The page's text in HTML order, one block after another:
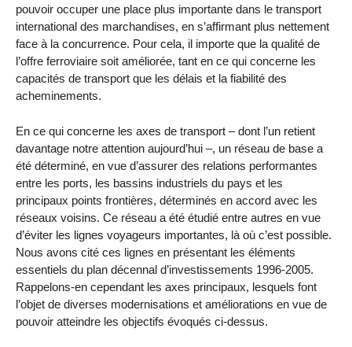
pouvoir occuper une place plus importante dans le transport
international des marchandises, en s’affirmant plus nettement
face à la concurrence. Pour cela, il importe que la qualité de
l’offre ferroviaire soit améliorée, tant en ce qui concerne les
capacités de transport que les délais et la fiabilité des
acheminements.
En ce qui concerne les axes de transport – dont l’un retient
davantage notre attention aujourd’hui –, un réseau de base a
été déterminé, en vue d’assurer des relations performantes
entre les ports, les bassins industriels du pays et les
principaux points frontières, déterminés en accord avec les
réseaux voisins. Ce réseau a été étudié entre autres en vue
d’éviter les lignes voyageurs importantes, là où c’est possible.
Nous avons cité ces lignes en présentant les éléments
essentiels du plan décennal d’investissements 1996-2005.
Rappelons-en cependant les axes principaux, lesquels font
l’objet de diverses modernisations et améliorations en vue de
pouvoir atteindre les objectifs évoqués ci-dessus.